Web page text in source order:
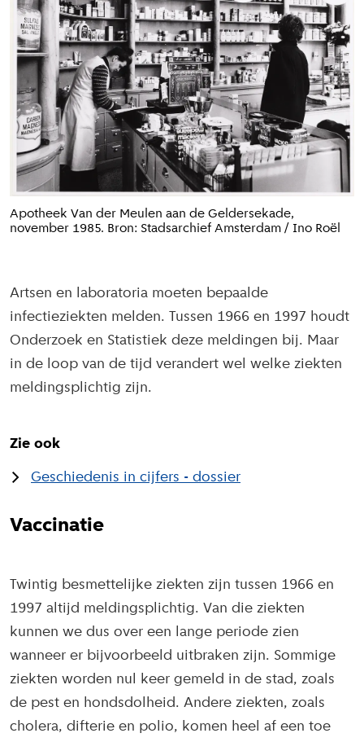
Apotheek Van der Meulen aan de Geldersekade,
november 1985. Bron: Stadsarchief Amsterdam / Ino Roël
Artsen en laboratoria moeten bepaalde
infectieziekten melden. Tussen 1966 en 1997 houdt
Onderzoek en Statistiek deze meldingen bij. Maar
in de loop van de tijd verandert wel welke ziekten
meldingsplichtig zijn.
Zie ook
Geschiedenis in cijfers - dossier
Vaccinatie
Twintig besmettelijke ziekten zijn tussen 1966 en
1997 altijd meldingsplichtig. Van die ziekten
kunnen we dus over een lange periode zien
wanneer er bijvoorbeeld uitbraken zijn. Sommige
ziekten worden nul keer gemeld in de stad, zoals
de pest en hondsdolheid. Andere ziekten, zoals
cholera, difterie en polio, komen heel af een toe